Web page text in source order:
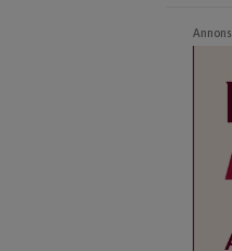
Annons